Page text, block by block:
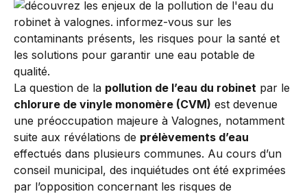
La question de la pollution de l’eau du robinet par le
chlorure de vinyle monomère (CVM) est devenue
une préoccupation majeure à Valognes, notamment
suite aux révélations de prélèvements d’eau
effectués dans plusieurs communes. Au cours d’un
conseil municipal, des inquiétudes ont été exprimées
par l’opposition concernant les risques de